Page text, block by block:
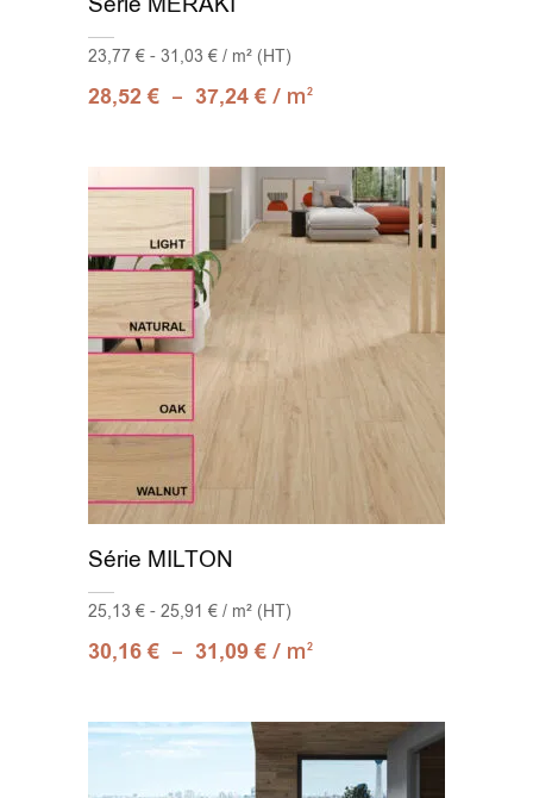
23,77 € - 31,03 € / m² (HT)
28,52€ – 37,24€ / m2
Série MILTON
25,13 € - 25,91 € / m² (HT)
30,16€ – 31,09€ / m2